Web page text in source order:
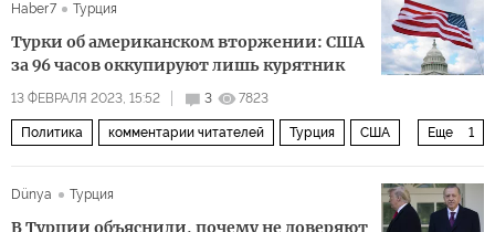
Haber7
Турция
Турки об американском вторжении: США
за 96 часов оккупируют лишь курятник
13 ФЕВРАЛЯ 2023, 15:52 3 7823
Еще 1
Политика комментарии читателей Турция США
Dünya
Турция
В Турции объяснили, почему не доверяют